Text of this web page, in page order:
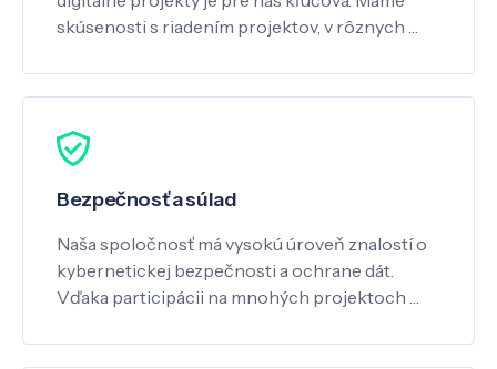
skúsenosti s riadením projektov, v rôznych …
Bezpečnosť a súlad
Naša spoločnosť má vysokú úroveň znalostí o
kybernetickej bezpečnosti a ochrane dát.
Vďaka participácii na mnohých projektoch …